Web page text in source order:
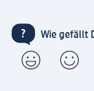
Wie gefällt